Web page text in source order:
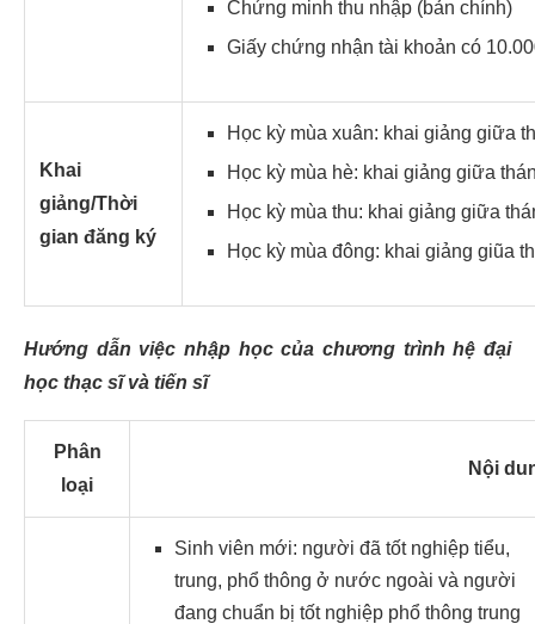
Chứng minh thu nhập (bản chính)
Giấy chứng nhận tài khoản có
Khai
giảng/Thời
gian đăng ký
Học kỳ mùa xuân: khai giảng giữa
Học kỳ mùa hè: khai giảng giữa
Học kỳ mùa thu: khai giảng giữa
Học kỳ mùa đông: khai giảng giũa
Hướng dẫn việc nhập học của chương trình hệ đại
học thạc sĩ và tiến sĩ
Phân
loại
Nội
Sinh viên mới: người đã tốt nghiệp tiểu,
trung, phổ thông ở nước ngoài và người
đang chuẩn bị tốt nghiệp phổ thông trung